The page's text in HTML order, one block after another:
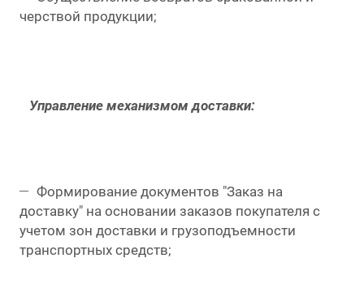
черствой продукции;
Управление механизмом доставки:
Формирование документов "Заказ на
доставку" на основании заказов покупателя с
учетом зон доставки и грузоподъемности
транспортных средств;